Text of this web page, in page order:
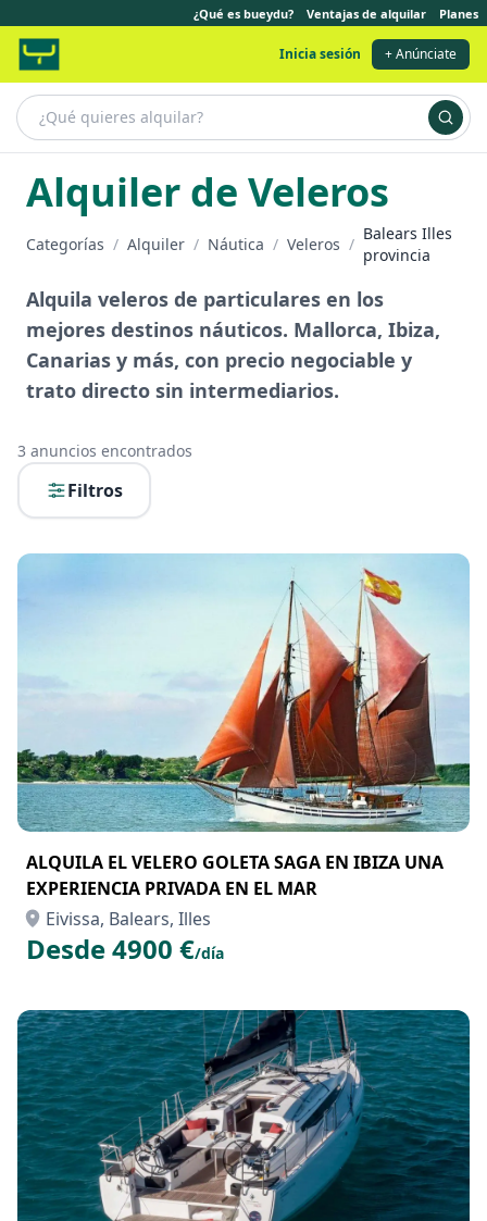
¿Qué es bueydu? Ventajas de alquilar Planes
Inicia sesión + Anúnciate
Alquiler de Veleros
Categorías / Alquiler / Náutica / Veleros /
Balears Illes
provincia
Alquila veleros de particulares en los
mejores destinos náuticos. Mallorca, Ibiza,
Canarias y más, con precio negociable y
trato directo sin intermediarios.
3 anuncios encontrados
Filtros
ALQUILA EL VELERO GOLETA SAGA EN IBIZA UNA
EXPERIENCIA PRIVADA EN EL MAR
Eivissa, Balears, Illes
Desde 4900 €/día